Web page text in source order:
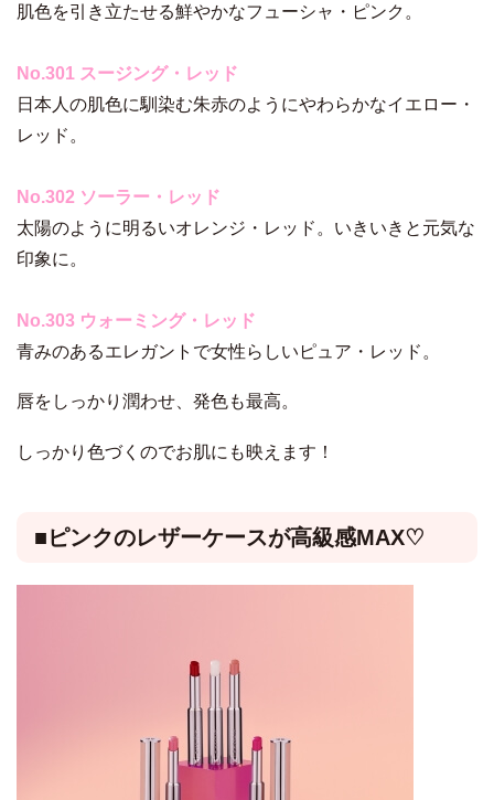
肌色を引き立たせる鮮やかなフューシャ・ピンク。
No.301 スージング・レッド
日本人の肌色に馴染む朱赤のようにやわらかなイエロー・
レッド。
No.302 ソーラー・レッド
太陽のように明るいオレンジ・レッド。いきいきと元気な
印象に。
No.303 ウォーミング・レッド
青みのあるエレガントで女性らしいピュア・レッド。
唇をしっかり潤わせ、発色も最高。
しっかり色づくのでお肌にも映えます！
■ピンクのレザーケースが高級感MAX♡